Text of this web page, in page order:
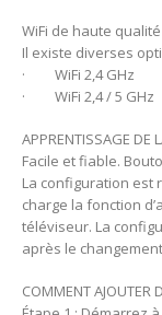
WiFi de haute qualité
Il existe diverses
· WiFi 2,4 GHz
· WiFi 2,4 / 5 GHz
APPRENTISSAGE DE
Facile et fiable.
La configuration est
charge la fonction
téléviseur. La
après le
COMMENT AJOUTER